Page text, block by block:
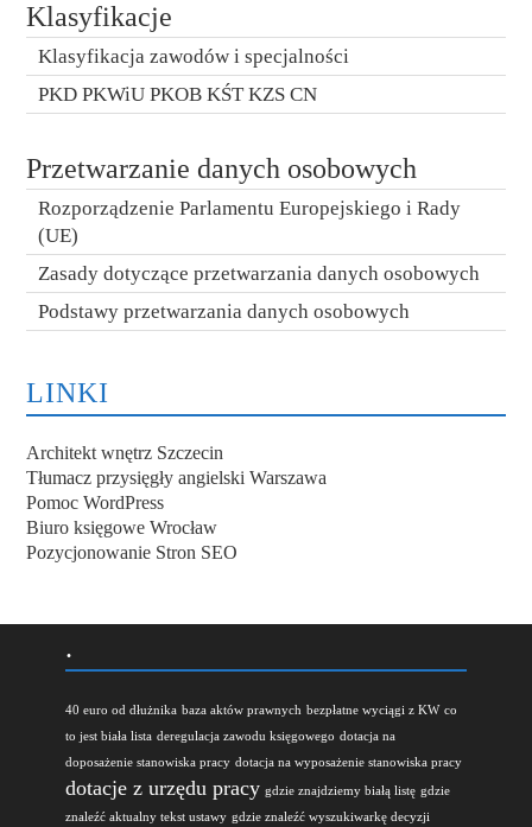
Klasyfikacje
Klasyfikacja zawodów i specjalności
PKD PKWiU PKOB KŚT KZS CN
Przetwarzanie danych osobowych
Rozporządzenie Parlamentu Europejskiego i Rady
(UE)
Zasady dotyczące przetwarzania danych osobowych
Podstawy przetwarzania danych osobowych
LINKI
Architekt wnętrz Szczecin
Tłumacz przysięgły angielski Warszawa
Pomoc WordPress
Biuro księgowe Wrocław
Pozycjonowanie Stron SEO
.
40 euro od dłużnika baza aktów prawnych bezpłatne wyciągi z KW co
to jest biała lista deregulacja zawodu księgowego dotacja na
doposażenie stanowiska pracy dotacja na wyposażenie stanowiska pracy
dotacje z urzędu pracy gdzie znajdziemy białą listę gdzie
znaleźć aktualny tekst ustawy gdzie znaleźć wyszukiwarkę decyzji